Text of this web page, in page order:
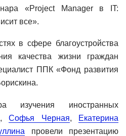
«Project Manager в IT:
все».
в сфере благоустройства
качества жизни граждан
ППК «Фонд развития
изучения иностранных
,Софья Черная,
Екатерина
провели презентацию